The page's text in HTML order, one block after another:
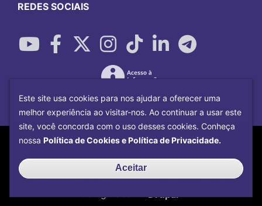
REDES SOCIAIS
Copyright©2026Universidade Federal
Centro de Tecnologia da
Informação e Comunicaçãocom o CMS de
código aberto
Drupal
Este site usa cookies para nos ajudar a oferecer uma
melhor experiência ao visitar-nos. Ao continuar a usar este
site, você concorda com o uso desses cookies. Conheça
nossa Política de Cookies e Política de Privacidade.
Aceitar